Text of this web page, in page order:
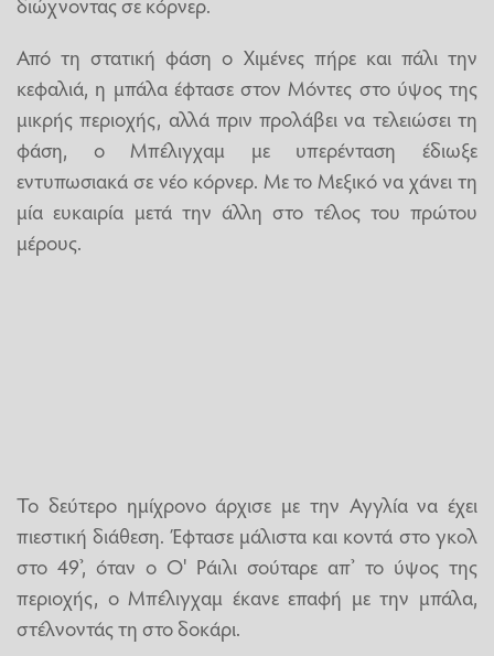
Από τη στατική φάση ο Χιμένες πήρε και πάλι την
κεφαλιά, η μπάλα έφτασε στον Μόντες στο ύψος της
μικρής περιοχής, αλλά πριν προλάβει να τελειώσει τη
φάση, ο Μπέλιγχαμ με υπερένταση έδιωξε
εντυπωσιακά σε νέο κόρνερ. Με το Μεξικό να χάνει τη
μία ευκαιρία μετά την άλλη στο τέλος του πρώτου
μέρους.
Το δεύτερο ημίχρονο άρχισε με την Αγγλία να έχει
πιεστική διάθεση. Έφτασε μάλιστα και κοντά στο γκολ
στο 49’, όταν ο Ο' Ράιλι σούταρε απ’ το ύψος της
περιοχής, ο Μπέλιγχαμ έκανε επαφή με την μπάλα,
στέλνοντάς τη στο δοκάρι.